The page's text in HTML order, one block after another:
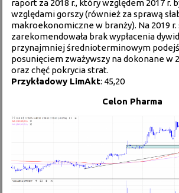
raport za 2018 r., który względem 2017 r.
względami gorszy (również za sprawą
makroekonomiczne w branży). Na 2019 r.
zarekomendowała brak wypłacenia
przynajmniej średnioterminowym
posunięciem zważywszy na dokonane w
oraz chęć pokrycia strat.
Przykładowy LimAkt: 45,20
Celon Pharma